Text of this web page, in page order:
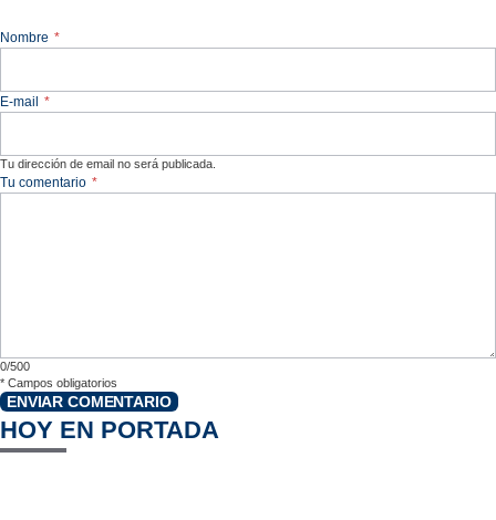
Nombre *
E-mail *
Tu dirección de email no será publicada.
Tu comentario *
0/500
* Campos obligatorios
ENVIAR COMENTARIO
HOY EN PORTADA